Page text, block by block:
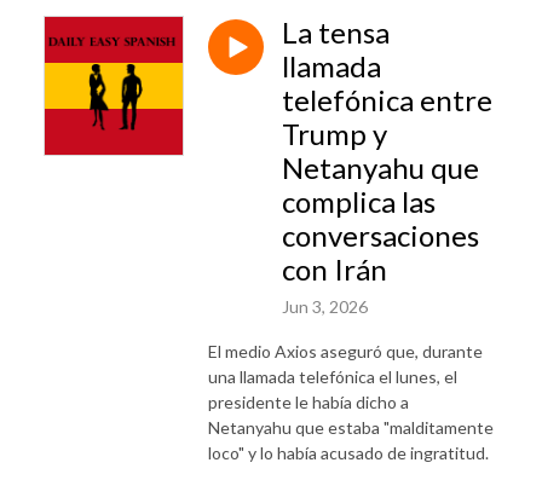
La tensa
llamada
telefónica entre
Trump y
Netanyahu que
complica las
conversaciones
con Irán
Jun 3, 2026
El medio Axios aseguró que, durante
una llamada telefónica el lunes, el
presidente le había dicho a
Netanyahu que estaba "malditamente
loco" y lo había acusado de ingratitud.